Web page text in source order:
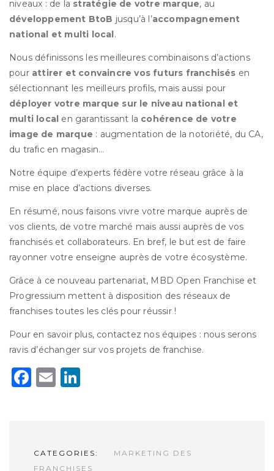
niveaux : de la stratégie de votre marque, au
développement BtoB jusqu’à l’accompagnement
national et multi local.
Nous définissons les meilleures combinaisons d’actions
pour attirer et convaincre vos futurs franchisés en
sélectionnant les meilleurs profils, mais aussi pour
déployer votre marque sur le niveau national et
multi local en garantissant la cohérence de votre
image de marque : augmentation de la notoriété, du CA,
du trafic en magasin…
Notre équipe d’experts fédère votre réseau grâce à la
mise en place d’actions diverses.
En résumé, nous faisons vivre votre marque auprès de
vos clients, de votre marché mais aussi auprès de vos
franchisés et collaborateurs. En bref, le but est de faire
rayonner votre enseigne auprès de votre écosystème.
Grâce à ce nouveau partenariat, MBD Open Franchise et
Progressium mettent à disposition des réseaux de
franchises toutes les clés pour réussir !
Pour en savoir plus, contactez nos équipes : nous serons
ravis d’échanger sur vos projets de franchise.
Facebook
Email
CATEGORIES:
MARKETING DES
FRANCHISES